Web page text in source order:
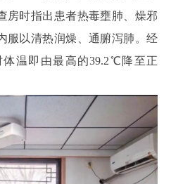
房时指出患者热毒壅肺、燥邪
服以清热润燥、通腑泻肺。经
温即由最高的39.2℃降至正